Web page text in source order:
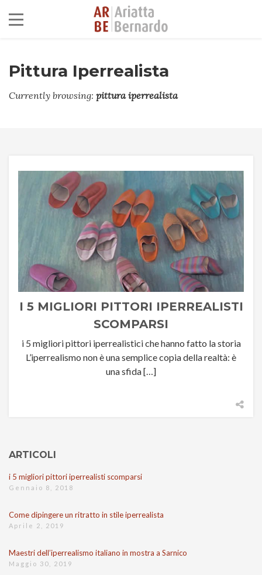
Pittura Iperrealista
Currently browsing: pittura iperrealista
I 5 MIGLIORI PITTORI IPERREALISTI
SCOMPARSI
i 5 migliori pittori iperrealistici che hanno fatto la storia
L’iperrealismo non è una semplice copia della realtà: è
una sfida […]
ARTICOLI
i 5 migliori pittori iperrealisti scomparsi
Gennaio 8, 2018
Come dipingere un ritratto in stile iperrealista
Aprile 2, 2019
Maestri dell’iperrealismo italiano in mostra a Sarnico
Maggio 30, 2019